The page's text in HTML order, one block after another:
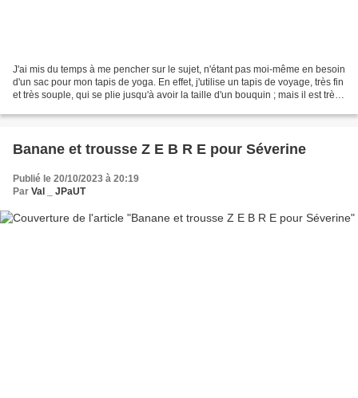
J'ai mis du temps à me pencher sur le sujet, n'étant pas moi-même en besoin
d'un sac pour mon tapis de yoga. En effet, j'utilise un tapis de voyage, très fin
et très souple, qui se plie jusqu'à avoir la taille d'un bouquin ; mais il est très
Banane et trousse Z E B R E pour Séverine
Publié le 20/10/2023 à 20:19
Par Val _ JPaUT